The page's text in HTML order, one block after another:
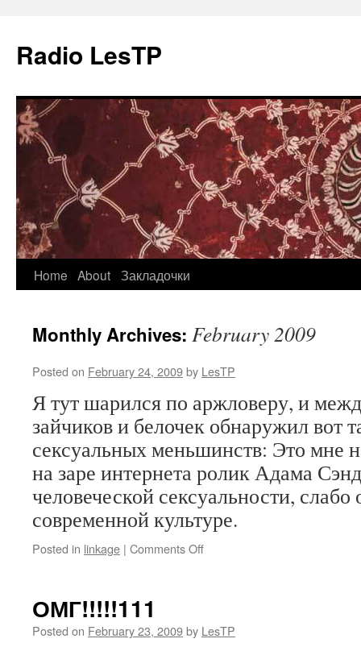
Radio LesTP
Skip
content
Home About Закладочки
Monthly Archives: February 2009
Posted on February 24, 2009by LesTP
Я тут шарился по аржловеру, и
зайчиков и белочек обнаружил вот
сексуальных меньшинств: Это мне
на заре интернета ролик Адама
человеческой сексуальности,
современной культуре.
Posted in linkage | Comments Offon
ОМГ!!!!!111
Posted on February 23, 2009by LesTP